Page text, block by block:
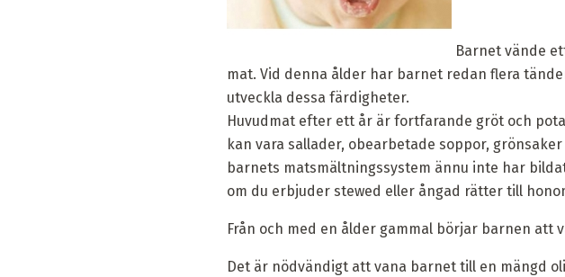
Barnet vände
mat. Vid denna ålder har barnet redan flera
utveckla dessa färdigheter.
Huvudmat efter ett år är fortfarande gröt och
kan vara sallader, obearbetade soppor,
barnets matsmältningssystem ännu inte har
om du erbjuder stewed eller ångad rätter till
Från och med en ålder gammal börjar barnen att
Det är nödvändigt att vana barnet till en mängd